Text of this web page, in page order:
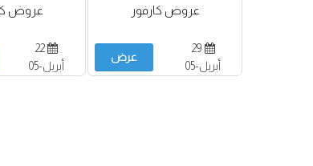
عروض كارفور
29
أبريل-05
عرض
عروض
22
أبريل-05